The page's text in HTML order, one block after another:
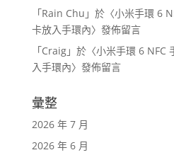
「Rain Chu 」於〈小米手環 6
卡放入手環內〉發佈留言
「Craig」於〈小米手環 6 NFC
入手環內〉發佈留言
彙整
2026 年 7 月
2026 年 6 月